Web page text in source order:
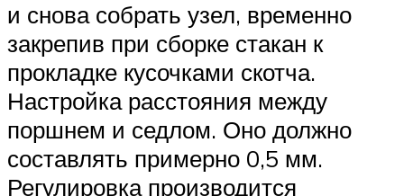
и снова собрать узел, временно
закрепив при сборке стакан к
прокладке кусочками скотча.
Настройка расстояния между
поршнем и седлом. Оно должно
составлять примерно 0,5 мм.
Регулировка производится